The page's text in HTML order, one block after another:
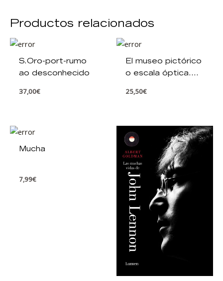
Productos relacionados
S.Oro-port-rumo
ao desconhecido
37,00€
El museo pictórico
o escala óptica.
25,50€
Mucha
7,99€